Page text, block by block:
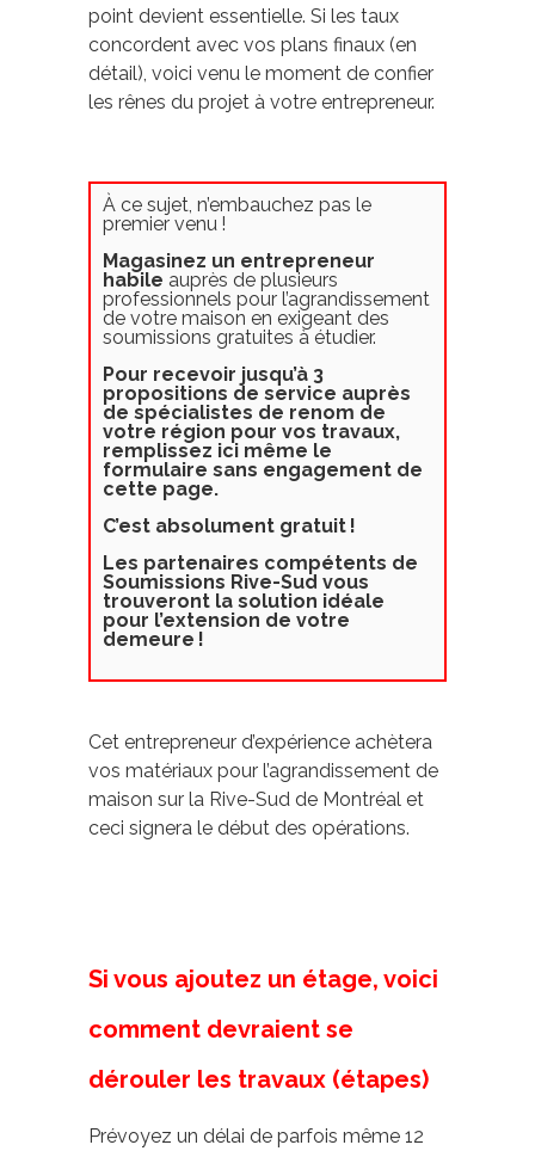
point devient essentielle. Si les taux
concordent avec vos plans finaux (en
détail), voici venu le moment de confier
les rênes du projet à votre entrepreneur.
À ce sujet, n’embauchez pas le
premier venu !
Magasinez un entrepreneur
habile auprès de plusieurs
professionnels pour l’agrandissement
de votre maison en exigeant des
soumissions gratuites à étudier.
Pour recevoir jusqu’à 3
propositions de service auprès
de spécialistes de renom de
votre région pour vos travaux,
remplissez ici même le
formulaire sans engagement de
cette page.
C’est absolument gratuit !
Les partenaires compétents de
Soumissions Rive-Sud vous
trouveront la solution idéale
pour l’extension de votre
demeure !
Cet entrepreneur d’expérience achètera
vos matériaux pour l’agrandissement de
maison sur la Rive-Sud de Montréal et
ceci signera le début des opérations.
Si vous ajoutez un étage, voici
comment devraient se
dérouler les travaux (étapes)
Prévoyez un délai de parfois même 12